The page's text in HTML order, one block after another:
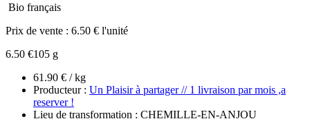
Bio français
Prix de vente : 6.50 € l'unité
6.50 €105 g
61.90 € / kg
Producteur : Un Plaisir à partager // 1 livraison par mois ,a
reserver !
Lieu de transformation : CHEMILLE-EN-ANJOU